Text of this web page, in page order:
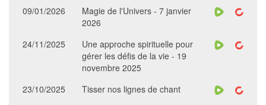
09/01/2026
Magie de l'Univers - 7 janvier
2026
24/11/2025
Une approche spirituelle pour
gérer les défis de la vie - 19
novembre 2025
23/10/2025
Tisser nos lignes de chant